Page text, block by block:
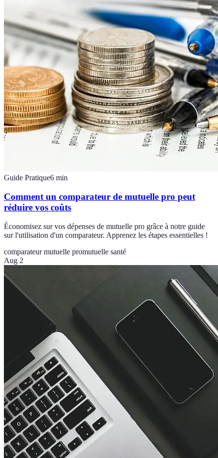
Guide Pratique6 min
Comment un comparateur de mutuelle pro peut
réduire vos coûts
Économisez sur vos dépenses de mutuelle pro grâce à notre guide
sur l'utilisation d'un comparateur. Apprenez les étapes essentielles !
comparateur mutuelle promutuelle santé
Aug 2